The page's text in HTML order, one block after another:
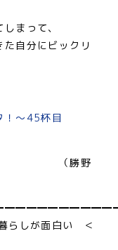
まって、
自分にビックリ
！～45杯目
らしが面白い ＜